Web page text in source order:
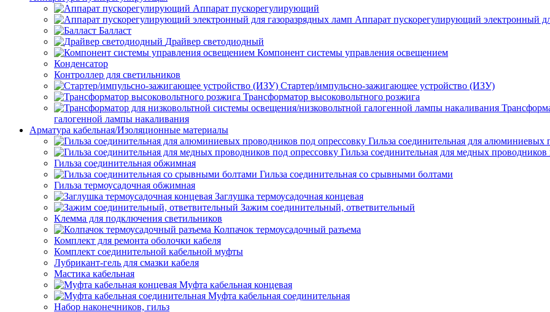
Аппарат пускорегулирующий
Аппарат пускорегулирующий электронный
Балласт
Драйвер светодиодный
Компонент системы управления освещением
Конденсатор
Контроллер для светильников
Стартер/импульсно-зажигающее устройство (ИЗУ)
Трансформатор высоковольтного розжига
галогенной лампы накаливания
Арматура кабельная/Изоляционные материалы
Гильза соединительная для алюминиевых
Гильза соединительная для медных проводников
Гильза соединительная обжимная
Гильза соединительная со срывными болтами
Гильза термоусадочная обжимная
Заглушка термоусадочная концевая
Зажим соединительный, ответвительный
Клемма для подключения светильников
Колпачок термоусадочный разъема
Комплект для ремонта оболочки кабеля
Комплект соединительной кабельной муфты
Лубрикант-гель для смазки кабеля
Мастика кабельная
Муфта кабельная концевая
Муфта кабельная соединительная
Набор наконечников, гильз